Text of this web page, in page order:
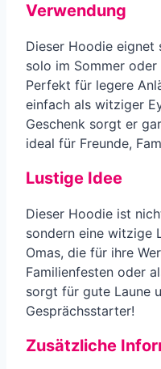
Verwendung
Dieser Hoodie eignet
solo im Sommer
Perfekt für legere
einfach als witziger
Geschenk sorgt er
ideal für Freunde,
Lustige Idee
Dieser Hoodie ist
sondern eine witzige
Omas, die für ihre
Familienfesten oder
sorgt für gute Laune
Gesprächsstarter!
Zusätzliche